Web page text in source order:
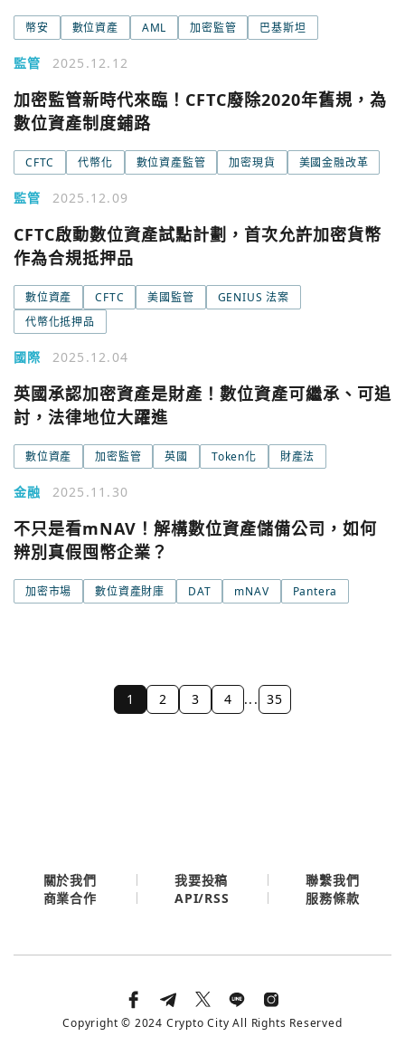
幣安 數位資產 AML 加密監管 巴基斯坦
監管 2025.12.12
加密監管新時代來臨！CFTC廢除2020年舊規，為
數位資產制度鋪路
CFTC 代幣化 數位資產監管 加密現貨 美國金融改革
監管 2025.12.09
CFTC啟動數位資產試點計劃，首次允許加密貨幣
作為合規抵押品
數位資產 CFTC 美國監管
GENIUS 法案
代幣化抵押品
國際 2025.12.04
英國承認加密資產是財產！數位資產可繼承、可追
討，法律地位大躍進
數位資產 加密監管 英國 Token化 財產法
金融 2025.11.30
不只是看mNAV！解構數位資產儲備公司，如何
辨別真假囤幣企業？
加密市場 數位資產財庫 DAT mNAV Pantera
1 2 3 4 ... 35
繼續表示您已同意 服務條款與隱私政策
關於我們 我要投稿
聯繫我們
商業合作
API/RSS 服務條款
Copyright © 2024 Crypto City All Rights Reserved